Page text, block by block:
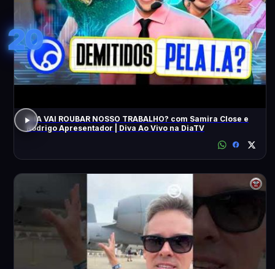
20
A IA VAI ROUBAR NOSSO TRABALHO? com Samira Close e
Rodrigo Apresentador | Diva Ao Vivo na DiaTV